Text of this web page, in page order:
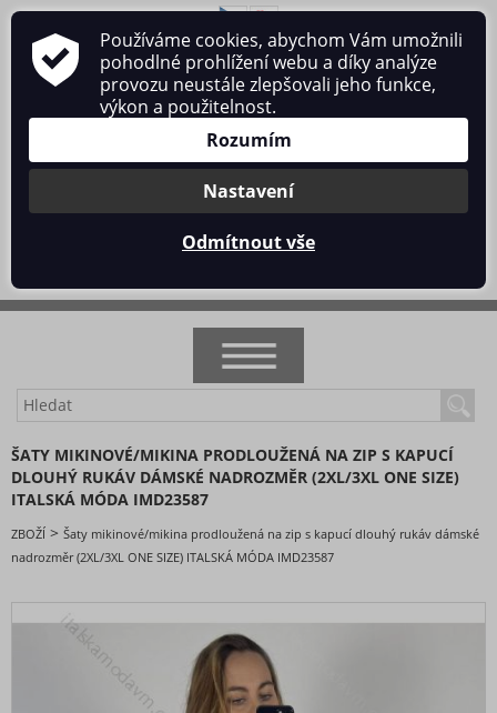
O nás Obchodní podmínky
Ochrana osobních údajů
Kontakt
Přihlásit se/Registrace
NOVINKY
AKCE
DOPORUČENÉ
BESTSELLERY
BLACK FRIDAY slevy až -80%
Oblečení dámské
Nadměrné velikosti
Doplňky módy
ŠATY MIKINOVÉ/MIKINA PRODLOUŽENÁ NA ZIP S KAPUCÍ
DLOUHÝ RUKÁV DÁMSKÉ NADROZMĚR (2XL/3XL ONE SIZE)
ITALSKÁ MÓDA IMD23587
ZBOŽÍ > Šaty mikinové/mikina prodloužená na zip s kapucí dlouhý rukáv dámské
nadrozměr (2XL/3XL ONE SIZE) ITALSKÁ MÓDA IMD23587
Používáme cookies, abychom Vám umožnili
pohodlné prohlížení webu a díky analýze
provozu neustále zlepšovali jeho funkce,
výkon a použitelnost.
Rozumím
Nastavení
Odmítnout vše